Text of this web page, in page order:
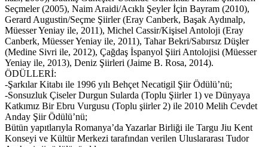
Seçmeler (2005), Naim Araidi/Acıklı Şeyler İçin Bayram (2010),
Gerard Augustin/Seçme Şiirler (Eray Canberk, Başak Aydınalp,
Müesser Yeniay ile, 2011), Michel Cassir/Kişisel Antoloji (Eray
Canberk, Müesser Yeniay ile, 2011), Tahar Bekri/Sabırsız Düşler
(Medine Sivri ile, 2012), Çağdaş İspanyol Şiiri Antolojisi (Müesser
Yeniay ile, 2013), Deniz Şiirleri (Jaime B. Rosa, 2014).
ÖDÜLLERİ:
-Şarkılar Kitabı ile 1996 yılı Behçet Necatigil Şiir Ödülü’nü;
-Sonsuzluk Çiseler Durgun Sularda (Toplu Şiirler 1) ve Dünyaya
Katkımız Bir Ebru Vurgusu (Toplu şiirler 2) ile 2010 Melih Cevdet
Anday Şiir Ödülü’nü;
Bütün yapıtlarıyla Romanya’da Yazarlar Birliği ile Targu Jiu Kent
Konseyi ve Kültür Merkezi tarafından verilen Uluslararası Tudor